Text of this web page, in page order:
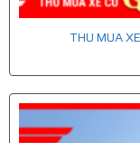
THU MUA